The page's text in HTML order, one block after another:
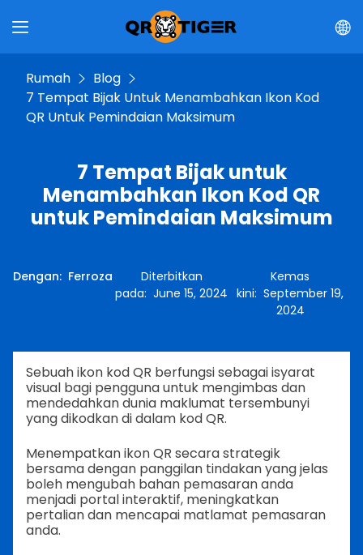
Rumah
Blog
7 Tempat Bijak Untuk Menambahkan Ikon Kod
QR Untuk Pemindaian Maksimum
7 Tempat Bijak untuk
Menambahkan Ikon Kod QR
untuk Pemindaian Maksimum
Dengan: Ferroza
Diterbitkan
pada:June 15, 2024
Kemas
kini:September 19,
2024
Sebuah ikon kod QR berfungsi sebagai isyarat
visual bagi pengguna untuk mengimbas dan
mendedahkan dunia maklumat tersembunyi
yang dikodkan di dalam kod QR.
Menempatkan ikon QR secara strategik
bersama dengan panggilan tindakan yang jelas
boleh mengubah bahan pemasaran anda
menjadi portal interaktif, meningkatkan
pertalian dan mencapai matlamat pemasaran
anda.